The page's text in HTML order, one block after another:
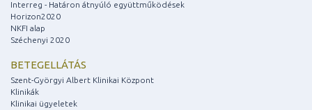
Interreg - Határon átnyúló együttműködések
Horizon2020
NKFI alap
Széchenyi 2020
BETEGELLÁTÁS
Szent-Györgyi Albert Klinikai Központ
Klinikák
Klinikai ügyeletek